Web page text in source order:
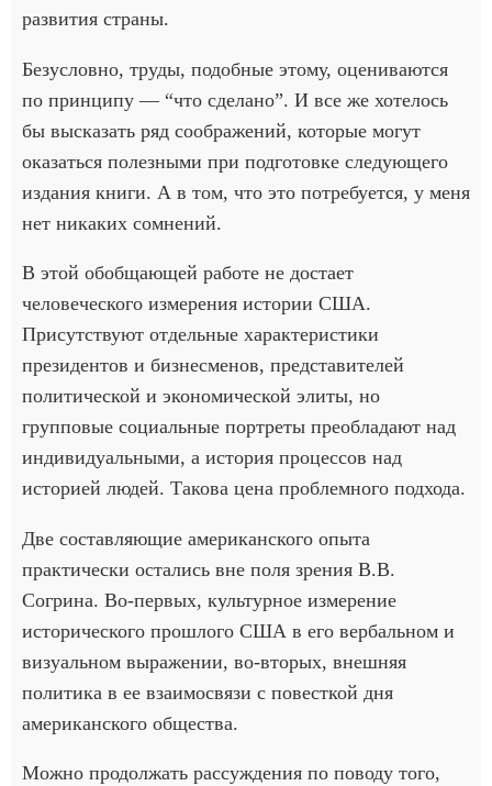
развития страны.
Безусловно, труды, подобные этому, оцениваются
по принципу — “что сделано”. И все же хотелось
бы высказать ряд соображений, которые могут
оказаться полезными при подготовке следующего
издания книги. А в том, что это потребуется, у меня
нет никаких сомнений.
В этой обобщающей работе не достает
человеческого измерения истории США.
Присутствуют отдельные характеристики
президентов и бизнесменов, представителей
политической и экономической элиты, но
групповые социальные портреты преобладают над
индивидуальными, а история процессов над
историей людей. Такова цена проблемного подхода.
Две составляющие американского опыта
практически остались вне поля зрения В.В.
Согрина. Во-первых, культурное измерение
исторического прошлого США в его вербальном и
визуальном выражении, во-вторых, внешняя
политика в ее взаимосвязи с повесткой дня
американского общества.
Можно продолжать рассуждения по поводу того,